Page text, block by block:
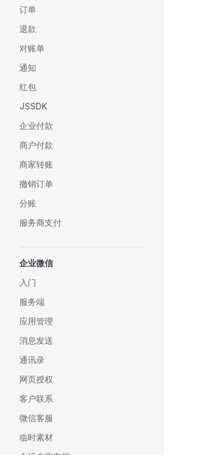
订单
退款
对账单
通知
红包
JSSDK
企业付款
商户付款
商家转账
撤销订单
分账
服务商支付
企业微信
入门
服务端
应用管理
消息发送
通讯录
网页授权
客户联系
微信客服
临时素材